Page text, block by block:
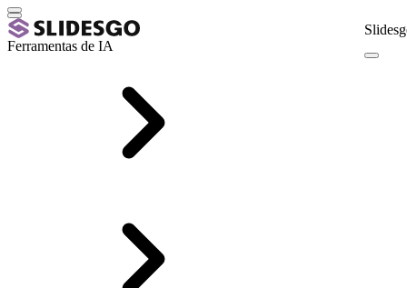
Ferramentas de IA